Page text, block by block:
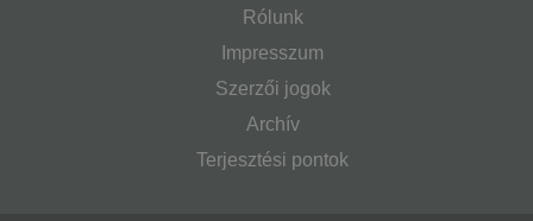
Rólunk
Impresszum
Szerzői jogok
Archív
Terjesztési pontok